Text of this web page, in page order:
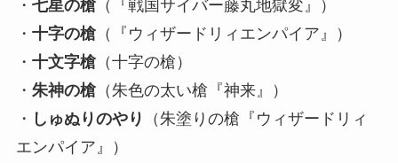
・ 七星の槍（『戦国サイバー藤丸地獄変』）
・ 十字の槍（『ウィザードリィエンパイア』）
・ 十文字槍（十字の槍）
・ 朱神の槍（朱色の太い槍『神来』）
・ しゅぬりのやり
（朱塗りの槍『ウィザードリィ
エンパイア』）